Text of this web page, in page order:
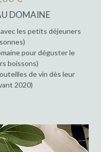
DOMAINE
les petits déjeuners
pour déguster le
boissons)
de vin dès leur
2020)